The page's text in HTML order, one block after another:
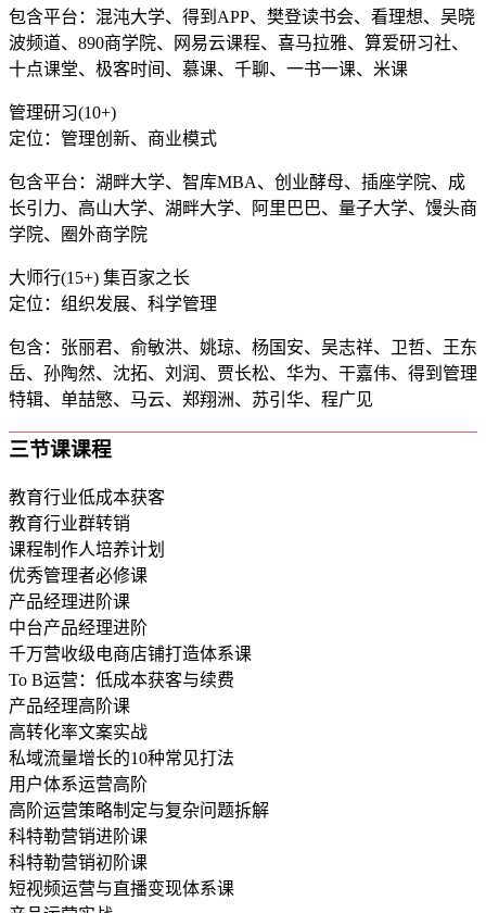
包含平台：混沌大学、得到APP、樊登读书会、看理想、吴晓
波频道、890商学院、网易云课程、喜马拉雅、算爱研习社、
十点课堂、极客时间、慕课、千聊、一书一课、米课
管理研习(10+)
定位：管理创新、商业模式
包含平台：湖畔大学、智库MBA、创业酵母、插座学院、成
长引力、高山大学、湖畔大学、阿里巴巴、量子大学、馒头商
学院、圈外商学院
大师行(15+) 集百家之长
定位：组织发展、科学管理
包含：张丽君、俞敏洪、姚琼、杨国安、吴志祥、卫哲、王东
岳、孙陶然、沈拓、刘润、贾长松、华为、干嘉伟、得到管理
特辑、单喆慜、马云、郑翔洲、苏引华、程广见
三节课课程
教育行业低成本获客
教育行业群转销
课程制作人培养计划
优秀管理者必修课
产品经理进阶课
中台产品经理进阶
千万营收级电商店铺打造体系课
To B运营：低成本获客与续费
产品经理高阶课
高转化率文案实战
私域流量增长的10种常见打法
用户体系运营高阶
高阶运营策略制定与复杂问题拆解
科特勒营销进阶课
科特勒营销初阶课
短视频运营与直播变现体系课